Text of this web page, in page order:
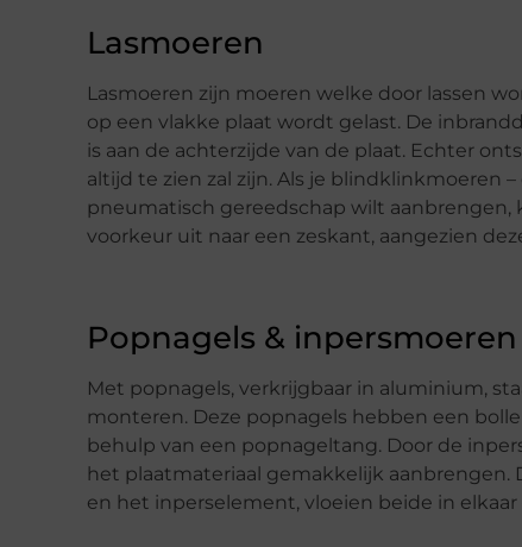
Lasmoeren
Lasmoeren zijn moeren welke door lassen
op een vlakke plaat wordt gelast. De
is aan de achterzijde van de plaat. Echter
altijd te zien zal zijn. Als je blindklinkmoeren
pneumatisch gereedschap wilt aanbrengen,
voorkeur uit naar een zeskant, aangezien
Popnagels & inpersmoeren
Met popnagels, verkrijgbaar in aluminium,
monteren. Deze popnagels hebben een
behulp van een popnageltang. Door de
het plaatmateriaal gemakkelijk
en het inperselement, vloeien beide in elkaar